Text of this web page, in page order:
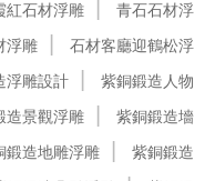
紅石材浮雕
青石石材浮
浮雕
石材客廳迎鶴松浮
浮雕設計
紫銅鍛造人物
造景觀浮雕
紫銅鍛造墻
鍛造地雕浮雕
紫銅鍛造